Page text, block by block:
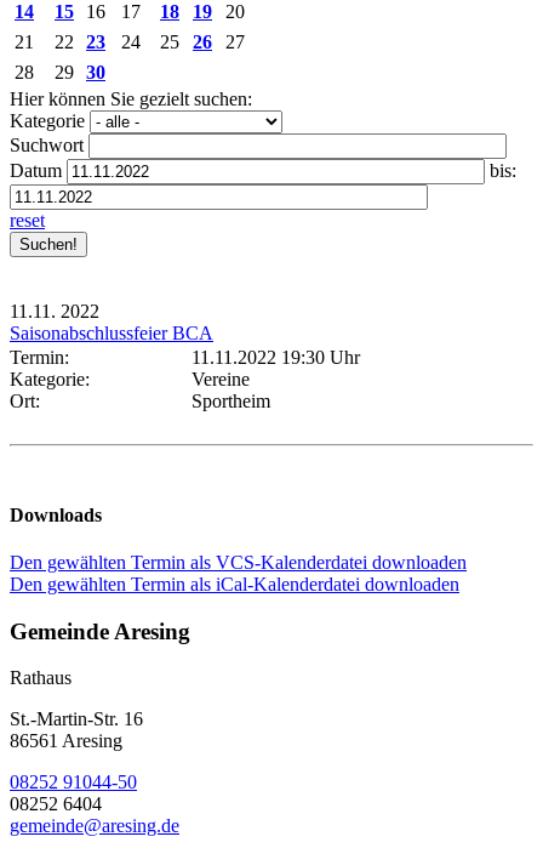
14
15 16 17 18 19
20
21
22 23 24 25 26
27
28
29 30
Hier können Sie gezielt suchen:
Kategorie
Suchwort
Datum
bis:
reset
11.11. 2022
Saisonabschlussfeier BCA
Termin:
11.11.2022 19:30 Uhr
Kategorie:
Vereine
Ort:
Sportheim
Downloads
Den gewählten Termin als VCS-Kalenderdatei downloaden
Den gewählten Termin als iCal-Kalenderdatei downloaden
Gemeinde Aresing
Rathaus
St.-Martin-Str. 16
86561 Aresing
08252 91044-50
08252 6404
gemeinde@aresing.de